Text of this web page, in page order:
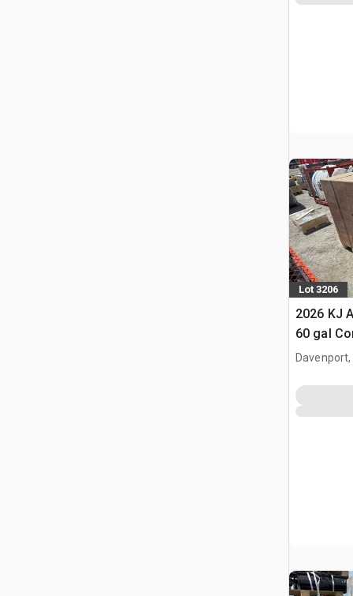
Lot 3206
2026 KJ
60 gal
(Unused)
Davenport,